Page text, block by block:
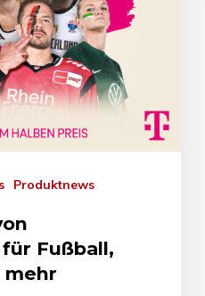
Produktnews
Fußball,
mehr